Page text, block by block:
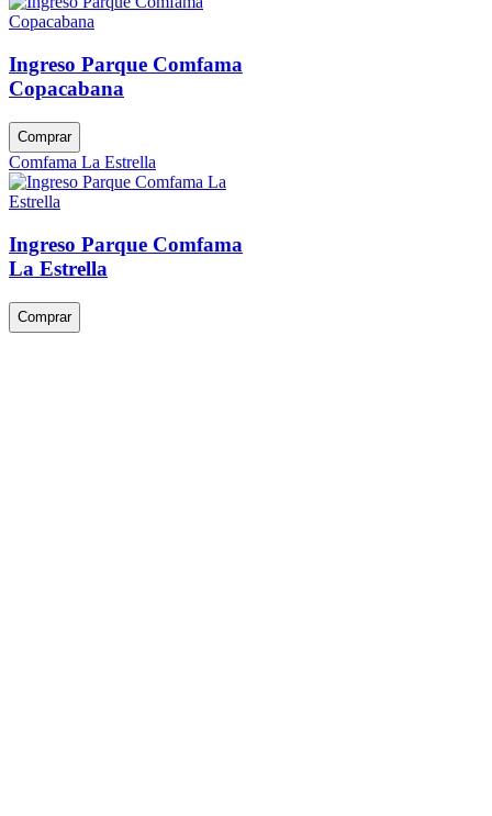
Ingreso Parque Comfama
Copacabana
Comprar
Comfama La Estrella
Ingreso Parque Comfama
La Estrella
Comprar